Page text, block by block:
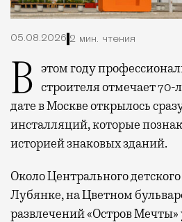
05.08.2026 2 мин. чтения
В этом году профессиональный праздник День строителя отмечает
дате в Москве открылось
инсталляций, которые
историей знаковых зданий.
Около Центрального
Лубянке, на Цветном
развлечений «Остров Мечты»